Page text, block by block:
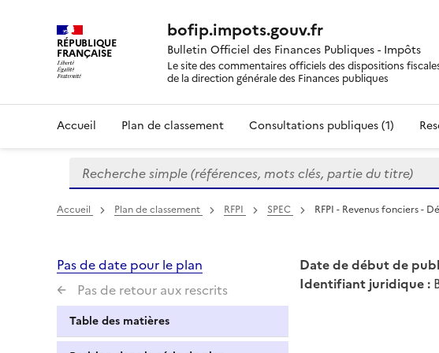
RÉPUBLIQUE
FRANÇAISE
bofip.impots.gouv.fr
Bulletin Officiel des Finances Publiques - Impôts
Le site des commentaires officiels des dispositions
de la direction générale des Finances publiques
Accueil Plan de classement Consultations publiques (1)
Formulaire
de
recherche
Recherche simple (références, mots clés, partie du titre)
Accueil Plan de classement RFPI SPEC RFPI - Revenus fonciers -
Pas de date pour le plan
Pas de retour aux rescrits
Table des matières
Date de début de
Identifiant juridique :